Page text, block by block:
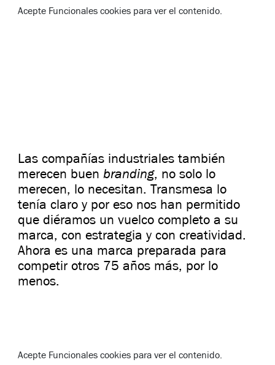
Acepte Funcionales cookies para ver el contenido.
Las compañías industriales también
merecen buen branding, no solo lo
merecen, lo necesitan. Transmesa lo
tenía claro y por eso nos han permitido
que diéramos un vuelco completo a su
marca, con estrategia y con creatividad.
Ahora es una marca preparada para
competir otros 75 años más, por lo
menos.
Acepte Funcionales cookies para ver el contenido.